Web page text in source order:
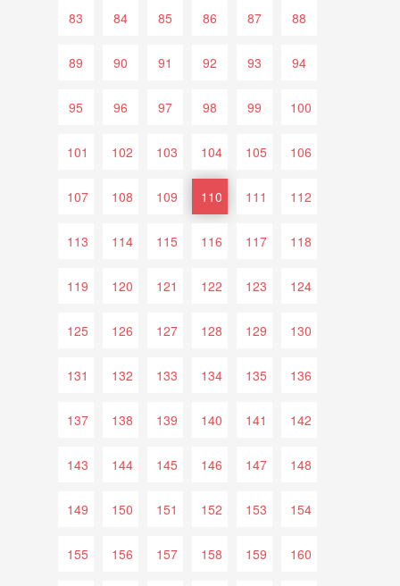
83 84 85 86 87 88
89 90 91 92 93 94
95 96 97 98 99 100
101 102 103 104 105 106
107 108 109 110 111 112
113 114 115 116 117 118
119 120 121 122 123 124
125 126 127 128 129 130
131 132 133 134 135 136
137 138 139 140 141 142
143 144 145 146 147 148
149 150 151 152 153 154
155 156 157 158 159 160